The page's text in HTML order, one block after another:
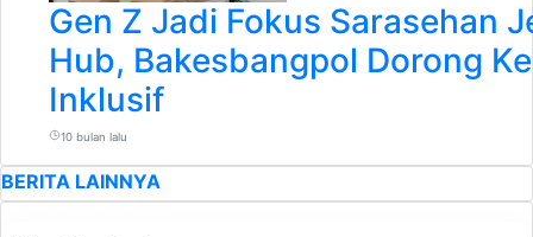
Gen Z Jadi Fokus Sarasehan
Hub, Bakesbangpol Dorong
Inklusif
10 bulan lalu
BERITA LAINNYA